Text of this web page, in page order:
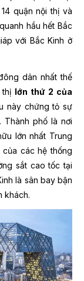
quận nội thị và
hầu hết Bắc
với Bắc Kinh ở
dân nhất thế
lớn thứ 2 của
này chứng tỏ sự
Thành phố là nơi
lớn nhất Trung
các hệ thống
sắt cao tốc tại
là sân bay bận
khách.